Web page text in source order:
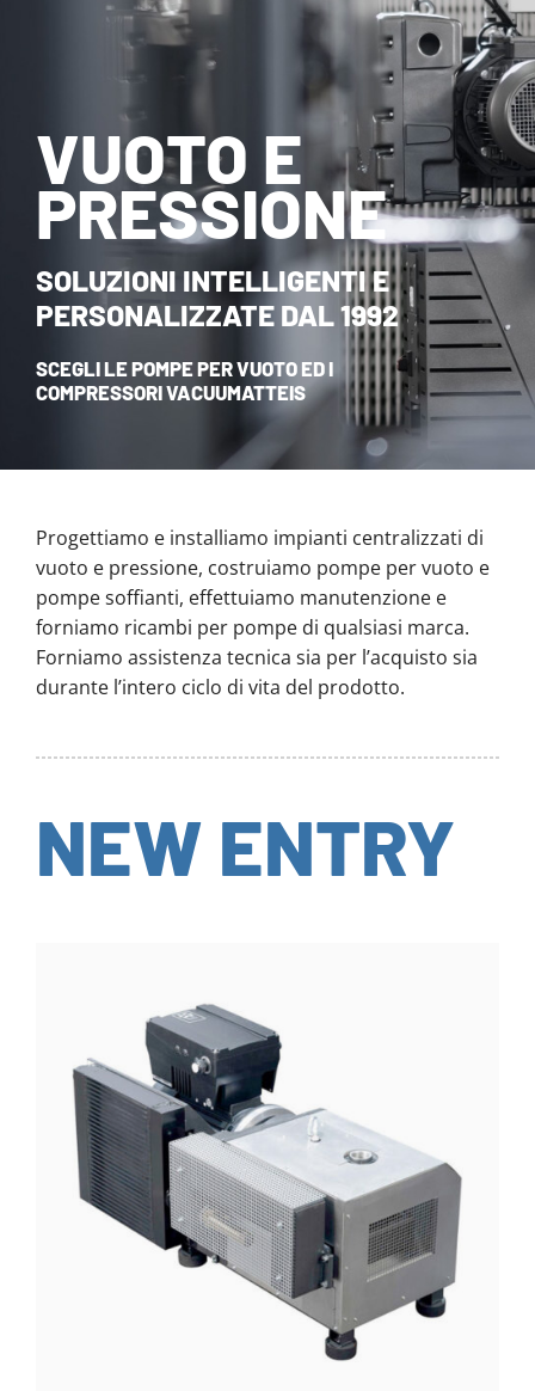
HOME
VUOTO E
PRESSIONE
SOLUZIONI INTELLIGENTI E
PERSONALIZZATE DAL 1992
SCEGLI LE POMPE PER VUOTO ED I
COMPRESSORI VACUUMATTEIS
Progettiamo e installiamo impianti centralizzati di
vuoto e pressione, costruiamo pompe per vuoto e
pompe soffianti, effettuiamo manutenzione e
forniamo ricambi per pompe di qualsiasi marca.
Forniamo assistenza tecnica sia per l’acquisto sia
durante l’intero ciclo di vita del prodotto.
NEW ENTRY